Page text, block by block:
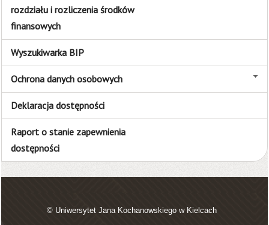
rozdziału i rozliczenia środków
finansowych
Wyszukiwarka BIP
Ochrona danych osobowych
Deklaracja dostępności
Raport o stanie zapewnienia
dostępności
© Uniwersytet Jana Kochanowskiego w Kielcach